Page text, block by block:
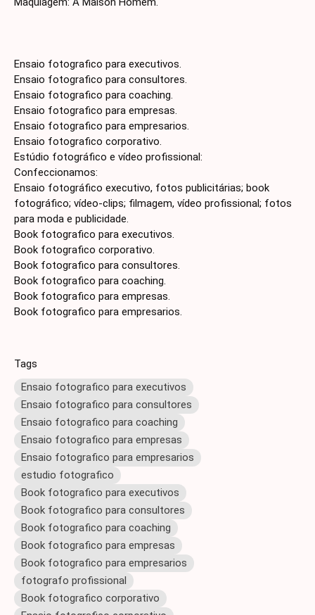
Ensaio fotografico para executivos.
Ensaio fotografico para consultores.
Ensaio fotografico para coaching.
Ensaio fotografico para empresas.
Ensaio fotografico para empresarios.
Ensaio fotografico corporativo.
Estúdio fotográfico e vídeo profissional:
Confeccionamos:
Ensaio fotográfico executivo, fotos publicitárias; book
fotográfico; vídeo-clips; filmagem, vídeo profissional; fotos
para moda e publicidade.
Book fotografico para executivos.
Book fotografico corporativo.
Book fotografico para consultores.
Book fotografico para coaching.
Book fotografico para empresas.
Book fotografico para empresarios.
Tags
Ensaio fotografico para executivos
Ensaio fotografico para consultores
Ensaio fotografico para coaching
Ensaio fotografico para empresas
Ensaio fotografico para empresarios
estudio fotografico
Book fotografico para executivos
Book fotografico para consultores
Book fotografico para coaching
Book fotografico para empresas
Book fotografico para empresarios
fotografo profissional
Book fotografico corporativo